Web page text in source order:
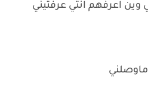
اعرفهم انتي عرفتيني
ماوصلني